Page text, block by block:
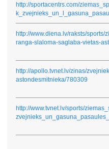
http://sportacentrs.com/
http://www.diena.lv/raksts/
ranga-slaloma-saglaba-vietas-
http://apollo.tvnet.lv/zinas/
astondesmitnieka/780309
http://www.tvnet.lv/sports/